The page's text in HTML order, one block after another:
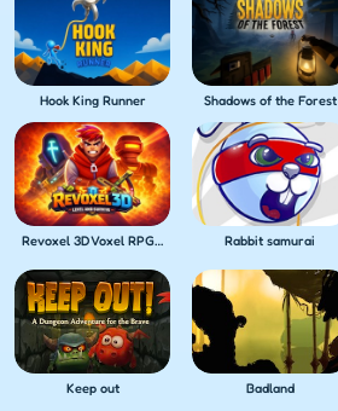
Hook King Runner Shadows of the Forest
Revoxel 3D Voxel RPG Shooter Rabbit samurai
Keep out Badland